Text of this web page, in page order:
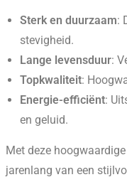
Sterk en duurzaam:
stevigheid.
Lange levensduur:
Topkwaliteit:
Energie-efficiënt:
en geluid.
Met deze
jarenlang van een